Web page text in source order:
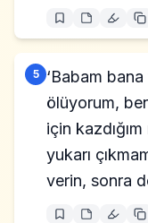
5
‘Babam
ölüyorum,
için
yukarı
verin, sonra